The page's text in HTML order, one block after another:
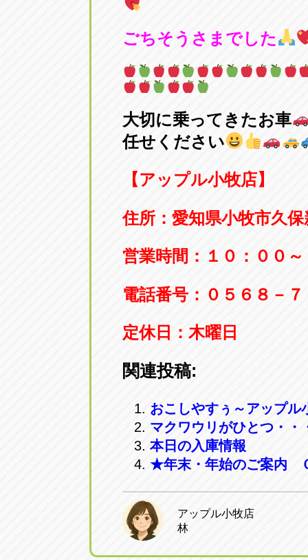
ごちそうさまでした
大切に乗ってきたお車
任せください
【アップル小牧店】
住所： 愛知県小牧市久
営業時間：１０：００
電話番号：０５６８－
定休日：木曜日
関連投稿:
おこしやすぅ～アップル
マクワウリがひとつ・・
本日の入庫情報
★年末・年始のご案内
アップル小牧店
林